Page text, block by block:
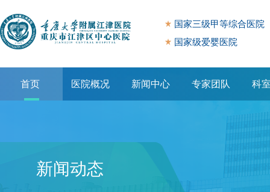
国家三级甲等综合医院
国家级爱婴医院
首页 医院概况 新闻中心 专家团队 科
新闻动态